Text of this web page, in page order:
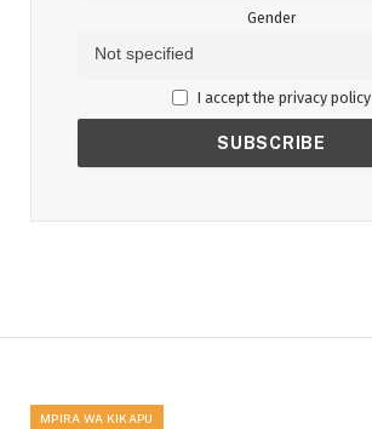
Gender
I accept the privacy policy
MPIRA WA KIKAPU